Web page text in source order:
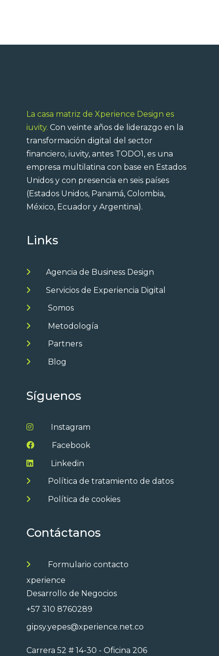
La casa matriz de Xperience Design es
iuvity. Con veinte años de liderazgo en la
transformación digital del sector
financiero, iuvity, antes TODO1, es una
empresa multilatina con base en Estados
Unidos y con presencia en seis países
(Estados Unidos, Panamá, Colombia,
México, Ecuador y Argentina).
Links
Agencia de Business Design
Servicios de Experiencia Digital
Somos
Metodología
Partners
Blog
Síguenos
Instagram
Facebook
Linkedin
Política de tratamiento de datos
Política de cookies
Contáctanos
Formulario contacto
xperience
Desarrollo de Negocios
+57 310 8760289
gipsy.yepes@xperience.net.co
Carrera 52 # 14-30 - Oficina 206